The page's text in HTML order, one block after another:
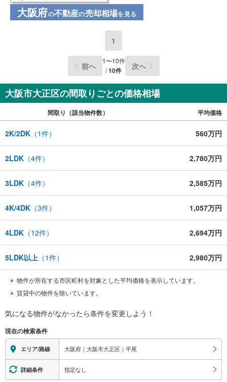
大阪府の不動産の売却相場を見る
1
前へ 1〜10件
/10件 次へ
大阪市大正区の間取りごとの価格相場
間取り（該当物件数） 平均価格
2K/2DK （1件） 560万円
2LDK （4件） 2,780万円
3LDK （4件） 2,585万円
4K/4DK （3件） 1,057万円
4LDK （12件） 2,694万円
5LDK以上 （1件） 2,980万円
物件が所在する市区町村を対象とした平均価格を表示しています。
賃貸中の物件を除いています。
気になる物件がなかったら条件を変更しよう！
現在の検索条件
エリア/路線 大阪府｜大阪市大正区｜平尾
詳細条件 指定なし